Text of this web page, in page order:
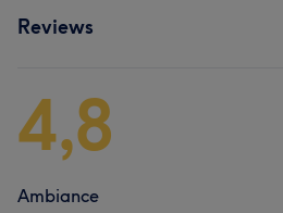
Reviews
4,8
Ambiance